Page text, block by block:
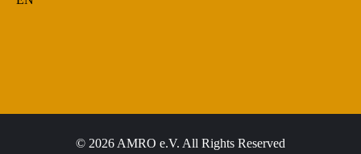
© 2026 AMRO e.V. All Rights Reserved